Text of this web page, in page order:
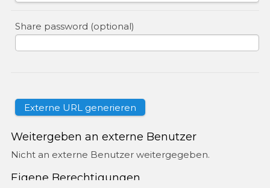
Share password (optional)
Weitergeben an externe Benutzer
Nicht an externe Benutzer weitergegeben.
Eigene Berechtigungen